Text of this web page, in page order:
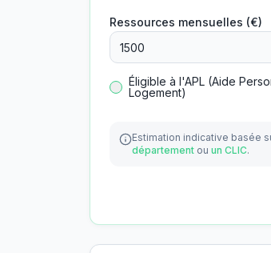
Ressources mensuelles (€)
Éligible à l'APL (Aide
Logement)
Estimation indicative basée
département ou un CLIC.